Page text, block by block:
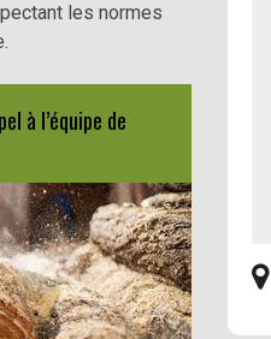
les normes
à l’équipe de